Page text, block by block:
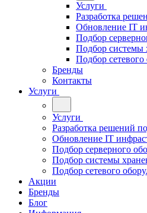
Услуги
Разработка
Обновление IT
Подбор
Подбор системы
Подбор сетевого
Бренды
Контакты
Услуги
Услуги
Разработка решений
Обновление IT
Подбор серверного
Подбор системы
Подбор сетевого
Акции
Бренды
Блог